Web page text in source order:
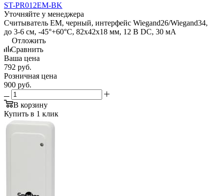
ST-PR012EM-BK
Уточняйте у менеджера
Считыватель EM, черный, интерфейс Wiegand26/Wiegand34,
до 3-6 см, -45°+60°С, 82х42х18 мм, 12 В DC, 30 мA
Отложить
Сравнить
Ваша цена
792 руб.
Розничная цена
900 руб.
В корзину
Купить в 1 клик